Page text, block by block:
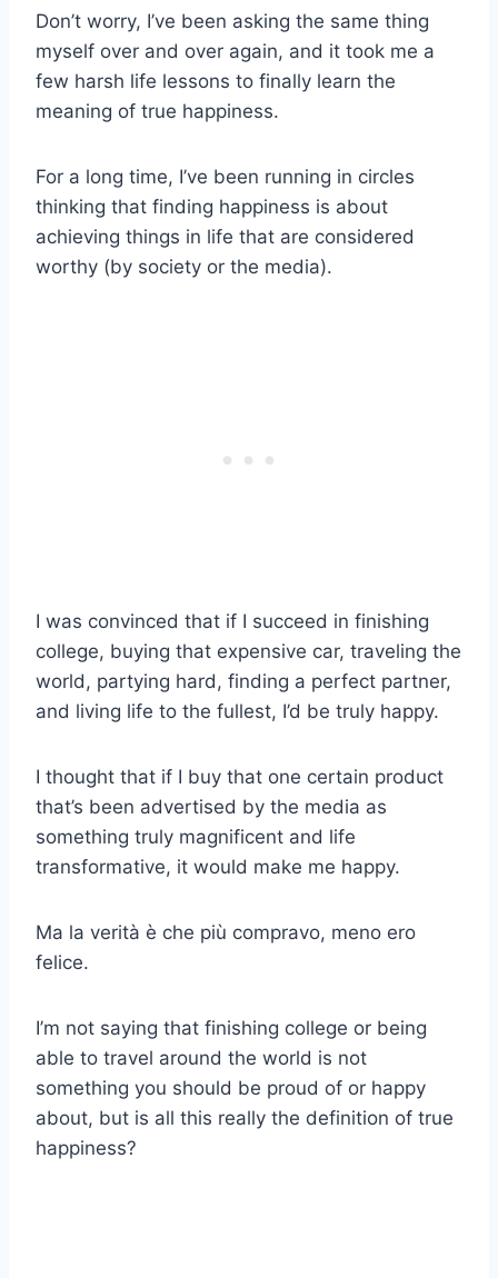
Don’t worry, I’ve been asking the same thing
myself over and over again, and it took me a
few harsh life lessons to finally learn the
meaning of true happiness.
For a long time, I’ve been running in circles
thinking that finding happiness is about
achieving things in life that are considered
worthy (by society or the media).
I was convinced that if I succeed in finishing
college, buying that expensive car, traveling the
world, partying hard, finding a perfect partner,
and living life to the fullest, I’d be truly happy.
I thought that if I buy that one certain product
that’s been advertised by the media as
something truly magnificent and life
transformative, it would make me happy.
Ma la verità è che più compravo, meno ero
felice.
I’m not saying that finishing college or being
able to travel around the world is not
something you should be proud of or happy
about, but is all this really the definition of true
happiness?